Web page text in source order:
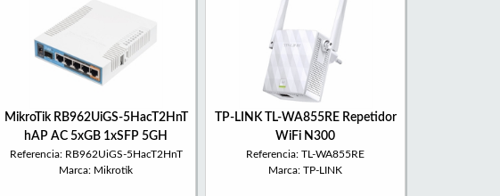
MikroTik RB962UiGS-5HacT2HnT
hAP AC 5xGB 1xSFP 5GH
Referencia: RB962UiGS-5HacT2HnT
Marca: Mikrotik
TP-LINK TL-WA855RE Repetidor
WiFi N300
Referencia: TL-WA855RE
Marca: TP-LINK